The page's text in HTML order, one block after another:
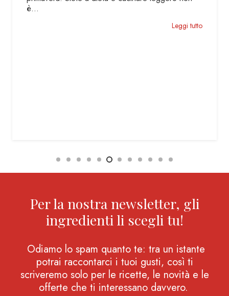
è…
Leggi tutto
Per la nostra newsletter, gli
ingredienti li scegli tu!
Odiamo lo spam quanto te: tra un istante
potrai raccontarci i tuoi gusti, così ti
scriveremo solo per le ricette, le novità e le
offerte che ti interessano davvero.